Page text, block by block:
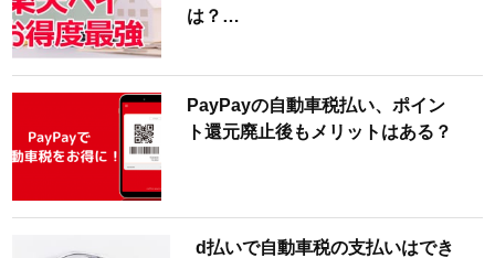
は？…
PayPayの自動車税払い、ポイン
ト還元廃止後もメリットはある？
d払いで自動車税の支払いはでき